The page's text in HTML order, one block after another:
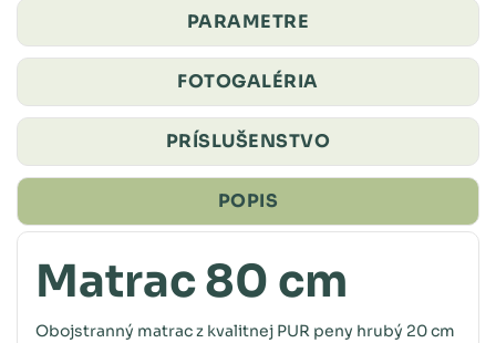
PARAMETRE
FOTOGALÉRIA
PRÍSLUŠENSTVO
POPIS
Matrac 80 cm
Obojstranný matrac z kvalitnej PUR peny hrubý 20 cm